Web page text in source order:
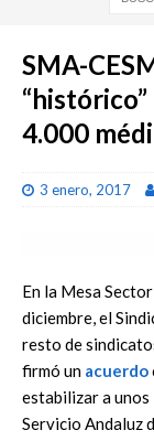
SMA-
4.000
3 enero, 2017
En la Mesa
diciembre, el
resto de
firmó un acuerdo
estabilizar a
Servicio Andaluz